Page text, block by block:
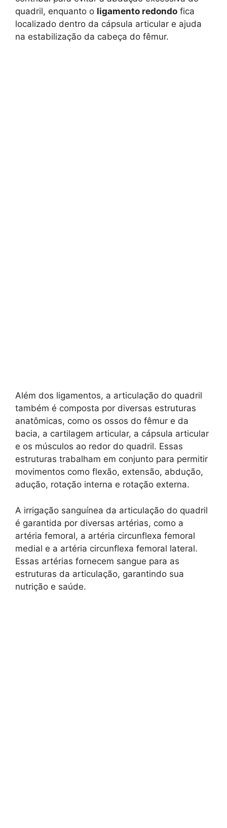
quadril, enquanto o ligamento redondo fica
localizado dentro da cápsula articular e ajuda
na estabilização da cabeça do fêmur.
Além dos ligamentos, a articulação do quadril
também é composta por diversas estruturas
anatômicas, como os ossos do fêmur e da
bacia, a cartilagem articular, a cápsula articular
e os músculos ao redor do quadril. Essas
estruturas trabalham em conjunto para permitir
movimentos como flexão, extensão, abdução,
adução, rotação interna e rotação externa.
A irrigação sanguínea da articulação do quadril
é garantida por diversas artérias, como a
artéria femoral, a artéria circunflexa femoral
medial e a artéria circunflexa femoral lateral.
Essas artérias fornecem sangue para as
estruturas da articulação, garantindo sua
nutrição e saúde.